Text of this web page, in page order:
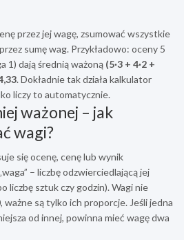
przez jej wagę, zsumować wszystkie
sumę wag. Przykładowo: oceny 5
1) dają średnią ważoną (5·3 + 4·2 +
. Dokładnie tak działa kalkulator
liczy to automatycznie.
ważonej – jak
wagi?
się ocenę, cenę lub wynik
– liczbę odzwierciedlającą jej
liczbę sztuk czy godzin). Wagi nie
ważne są tylko ich proporcje. Jeśli jedna
od innej, powinna mieć wagę dwa